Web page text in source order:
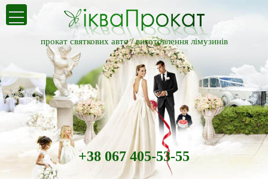
прокат святкових авто /виготовлення лімузинів
+38 067 405-53-55